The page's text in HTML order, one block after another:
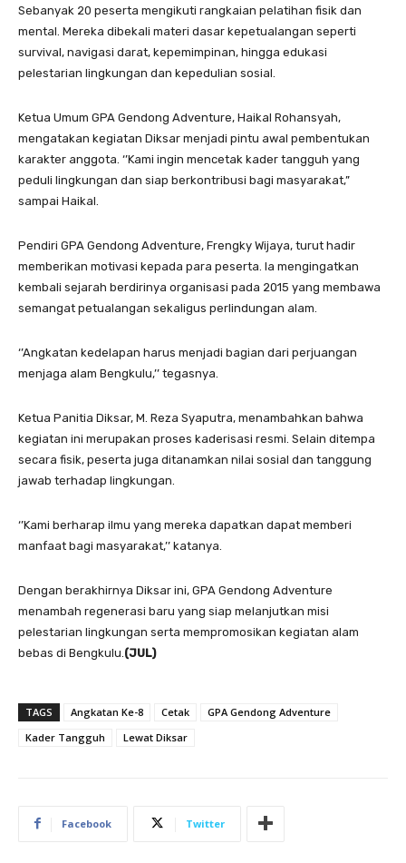
Sebanyak 20 peserta mengikuti rangkaian pelatihan fisik dan
mental. Mereka dibekali materi dasar kepetualangan seperti
survival, navigasi darat, kepemimpinan, hingga edukasi
pelestarian lingkungan dan kepedulian sosial.
Ketua Umum GPA Gendong Adventure, Haikal Rohansyah,
mengatakan kegiatan Diksar menjadi pintu awal pembentukan
karakter anggota. ‘’Kami ingin mencetak kader tangguh yang
peduli lingkungan dan siap berkontribusi bagi masyarakat,”
sampai Haikal.
Pendiri GPA Gendong Adventure, Frengky Wijaya, turut hadir
memberikan motivasi kepada para peserta. Ia mengingatkan
kembali sejarah berdirinya organisasi pada 2015 yang membawa
semangat petualangan sekaligus perlindungan alam.
‘’Angkatan kedelapan harus menjadi bagian dari perjuangan
menjaga alam Bengkulu,’’ tegasnya.
Ketua Panitia Diksar, M. Reza Syaputra, menambahkan bahwa
kegiatan ini merupakan proses kaderisasi resmi. Selain ditempa
secara fisik, peserta juga ditanamkan nilai sosial dan tanggung
jawab terhadap lingkungan.
‘’Kami berharap ilmu yang mereka dapatkan dapat memberi
manfaat bagi masyarakat,’’ katanya.
Dengan berakhirnya Diksar ini, GPA Gendong Adventure
menambah regenerasi baru yang siap melanjutkan misi
pelestarian lingkungan serta mempromosikan kegiatan alam
bebas di Bengkulu. (JUL)
TAGS Angkatan Ke-8 Cetak
GPA Gendong Adventure
Kader Tangguh
Lewat Diksar
Facebook Twitter